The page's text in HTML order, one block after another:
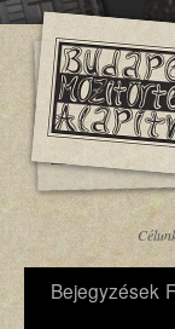
Bejegyzések